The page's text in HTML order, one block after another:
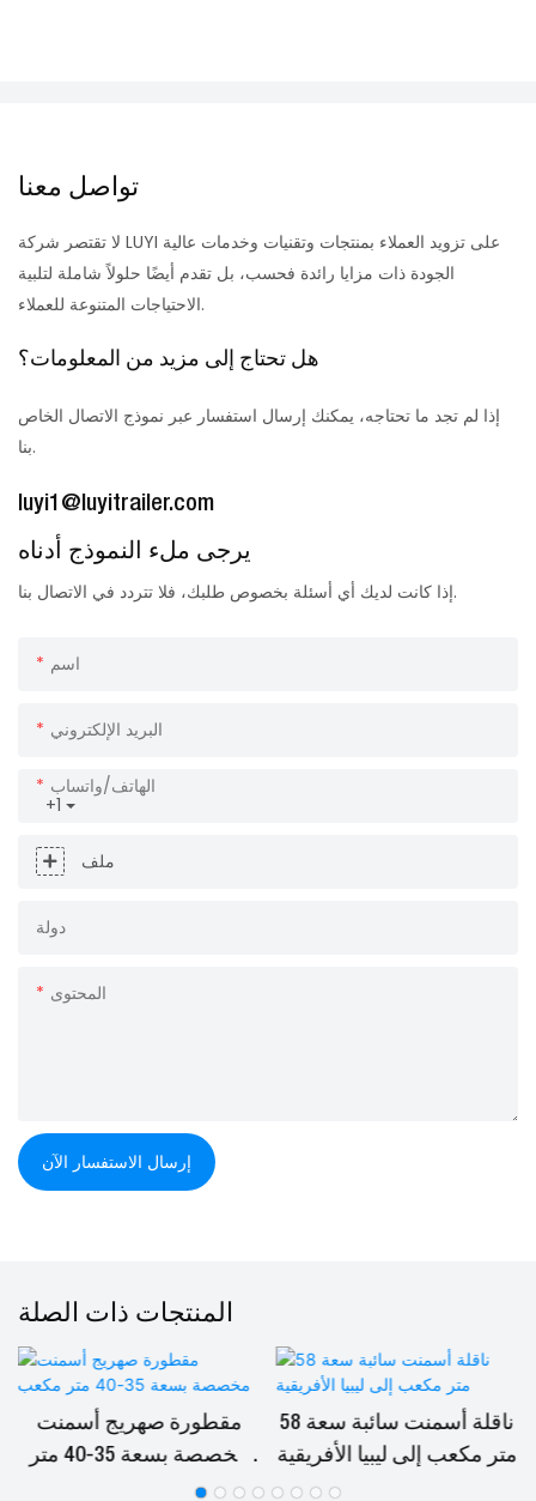
تواصل معنا
لا تقتصر شركة LUYI على تزويد العملاء بمنتجات وتقنيات وخدمات عالية
الجودة ذات مزايا رائدة فحسب، بل تقدم أيضًا حلولاً شاملة لتلبية
الاحتياجات المتنوعة للعملاء.
هل تحتاج إلى مزيد من المعلومات؟
إذا لم تجد ما تحتاجه، يمكنك إرسال استفسار عبر نموذج الاتصال الخاص
بنا.
luyi1@luyitrailer.com
يرجى ملء النموذج أدناه
إذا كانت لديك أي أسئلة بخصوص طلبك، فلا تتردد في الاتصال بنا.
اسم
البريد الإلكتروني
+1
الهاتف/واتساب
ملف
دولة
المحتوى
إرسال الاستفسار الآن
المنتجات ذات الصلة
مقطورة صهريج أسمنت
مخصصة بسعة 35-40 متر
ناقلة أسمنت سائبة سعة 58
متر مكعب إلى ليبيا الأفريقية